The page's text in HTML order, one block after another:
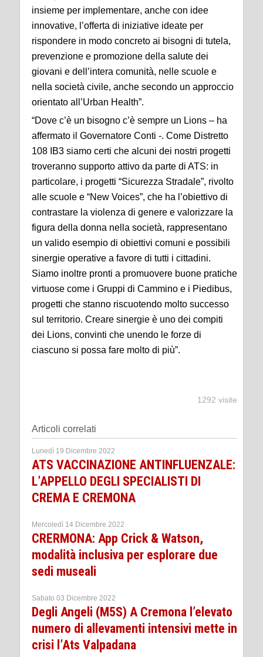
insieme per implementare, anche con idee
innovative, l’offerta di iniziative ideate per
rispondere in modo concreto ai bisogni di tutela,
prevenzione e promozione della salute dei
giovani e dell’intera comunità, nelle scuole e
nella società civile, anche secondo un approccio
orientato all’Urban Health”.
“Dove c’è un bisogno c’è sempre un Lions – ha
affermato il Governatore Conti -. Come Distretto
108 IB3 siamo certi che alcuni dei nostri progetti
troveranno supporto attivo da parte di ATS: in
particolare, i progetti “Sicurezza Stradale”, rivolto
alle scuole e “New Voices”, che ha l’obiettivo di
contrastare la violenza di genere e valorizzare la
figura della donna nella società, rappresentano
un valido esempio di obiettivi comuni e possibili
sinergie operative a favore di tutti i cittadini.
Siamo inoltre pronti a promuovere buone pratiche
virtuose come i Gruppi di Cammino e i Piedibus,
progetti che stanno riscuotendo molto successo
sul territorio. Creare sinergie è uno dei compiti
dei Lions, convinti che unendo le forze di
ciascuno si possa fare molto di più”.
1292 visite
Articoli correlati
Lunedì 19 Dicembre 2022
ATS VACCINAZIONE ANTINFLUENZALE:
L’APPELLO DEGLI SPECIALISTI DI
CREMA E CREMONA
Mercoledì 14 Dicembre 2022
CRERMONA: App Crick & Watson,
modalità inclusiva per esplorare due
sedi museali
Sabato 03 Dicembre 2022
Degli Angeli (M5S) A Cremona l’elevato
numero di allevamenti intensivi mette in
crisi l’Ats Valpadana